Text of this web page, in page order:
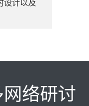
设计以及
络研讨